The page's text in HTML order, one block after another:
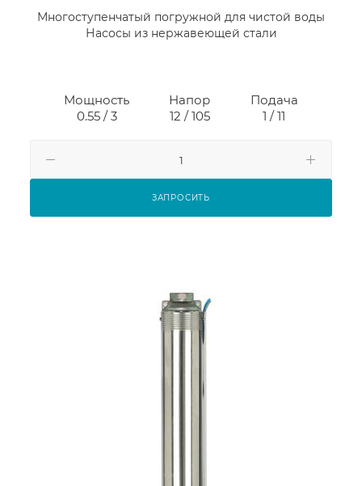
Многоступенчатый погружной для чистой воды
Насосы из нержавеющей стали
Мощность
0.55 / 3
Напор
12 / 105
Подача
1 / 11
ЗАПРОСИТЬ